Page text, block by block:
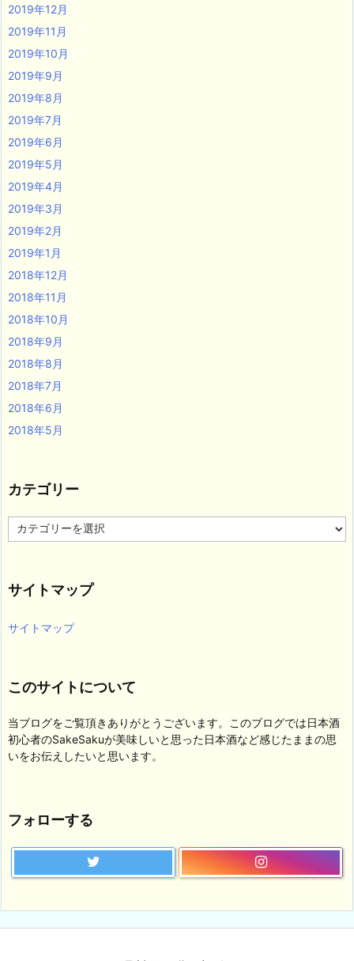
2019年12月
2019年11月
2019年10月
2019年9月
2019年8月
2019年7月
2019年6月
2019年5月
2019年4月
2019年3月
2019年2月
2019年1月
2018年12月
2018年11月
2018年10月
2018年9月
2018年8月
2018年7月
2018年6月
2018年5月
カテゴリー
カ
テ
ー
サイトマップ
サイトマップ
このサイトについて
当ブログをご覧頂きありがとうございます。このブログでは日本酒
初心者のSakeSakuが美味しいと思った日本酒など感じたままの思
いをお伝えしたいと思います。
フォローする